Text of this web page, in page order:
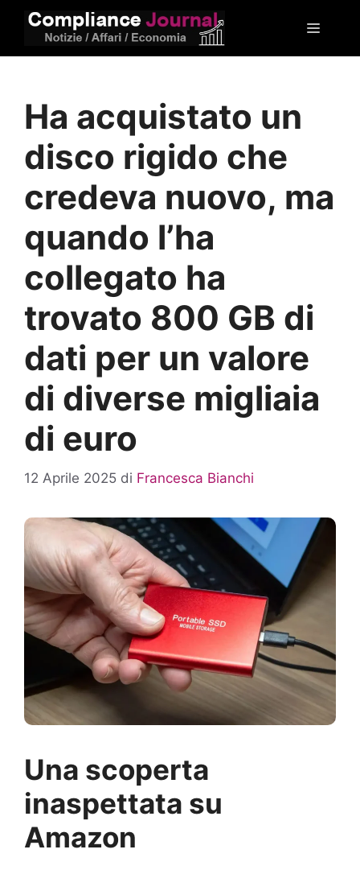
Menu
Ha acquistato un
disco rigido che
credeva nuovo, ma
quando l’ha
collegato ha
trovato 800 GB di
dati per un valore
di diverse migliaia
di euro
12 Aprile 2025 di Francesca Bianchi
Una scoperta
inaspettata su
Amazon